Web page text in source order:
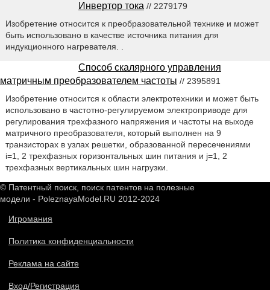
Инвертор тока // 2279179
Изобретение относится к преобразовательной технике и может
быть использовано в качестве источника питания для
индукционного нагревателя. .
Способ скалярного управления
матричным преобразователем частоты // 2395891
Изобретение относится к области электротехники и может быть
использовано в частотно-регулируемом электроприводе для
регулирования трехфазного напряжения и частоты на выходе
матричного преобразователя, который выполнен на 9
транзисторах в узлах решетки, образованной пересечениями
i=1, 2 трехфазных горизонтальных шин питания и j=1, 2
трехфазных вертикальных шин нагрузки.
© Патентный поиск, поиск патентов на полезные
модели - PoleznayaModel.RU 2012-2024
Игромания
Политика конфиденциальности
Реклама на сайте
Вход/Регистрация